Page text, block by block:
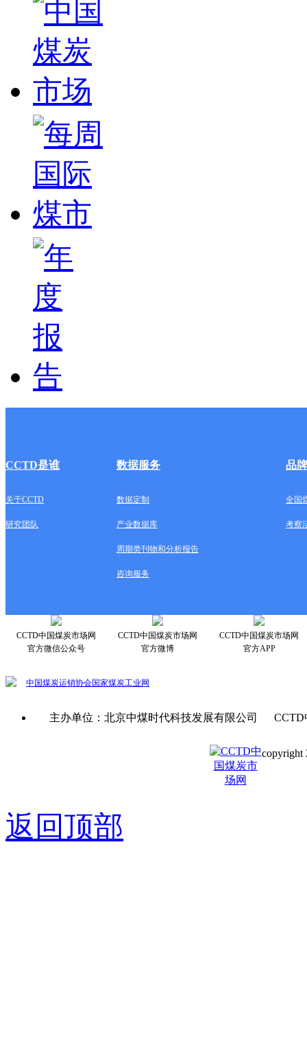
CCTD是谁 数据服务 品
关于CCTD 数据定制 全国
研究团队 产业数据库 考察
周期类刊物和分析报告
咨询服务
CCTD中国煤炭市场网
官方微信公众号
CCTD中国煤炭市场网
官方微博
CCTD中国煤炭市场网
官方APP
中国煤炭运销协会国家煤炭工业网
主办单位：北京中煤时代科技发展有限公司
copyright
返回顶部